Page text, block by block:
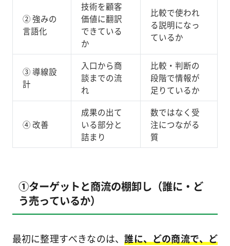
② 強みの
言語化
技術を顧客
価値に翻訳
できている
か
比較で使われ
る説明になっ
ているか
③ 導線設
計
入口から商
談までの流
れ
比較・判断の
段階で情報が
足りているか
④ 改善
成果の出て
いる部分と
詰まり
数ではなく受
注につながる
質
①ターゲットと商流の棚卸し（誰に・ど
う売っているか）
最初に整理すべきなのは、誰に、どの商流で、ど